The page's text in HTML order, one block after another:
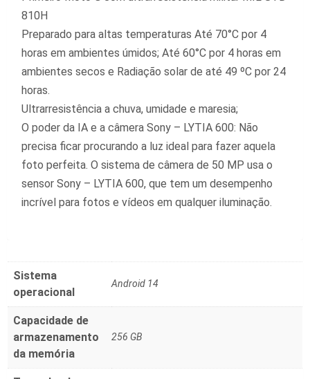
810H
Preparado para altas temperaturas Até 70°C por 4
horas em ambientes úmidos; Até 60°C por 4 horas em
ambientes secos e Radiação solar de até 49 ºC por 24
horas.
Ultrarresistência a chuva, umidade e maresia;
O poder da IA e a câmera Sony – LYTIA 600: Não
precisa ficar procurando a luz ideal para fazer aquela
foto perfeita. O sistema de câmera de 50 MP usa o
sensor Sony – LYTIA 600, que tem um desempenho
incrível para fotos e vídeos em qualquer iluminação.
Sistema
operacional
‎Android 14
Capacidade de
armazenamento
da memória
‎256 GB